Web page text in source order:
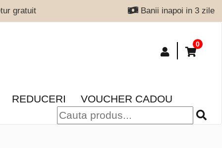
gratuit Banii inapoi in 3 zile
0
REDUCERI VOUCHER CADOU